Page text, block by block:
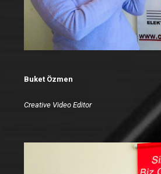
Buket Özmen
Creative Video Editor